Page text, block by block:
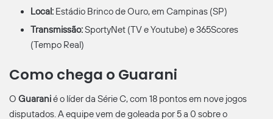
Local: Estádio Brinco de Ouro, em Campinas (SP)
Transmissão:SportyNet (TV e Youtube) e 365Scores
(Tempo Real)
Como chega o Guarani
O Guaranié o líder da Série C, com 18 pontos em nove jogos
disputados. A equipe vem de goleada por 5 a 0 sobre o